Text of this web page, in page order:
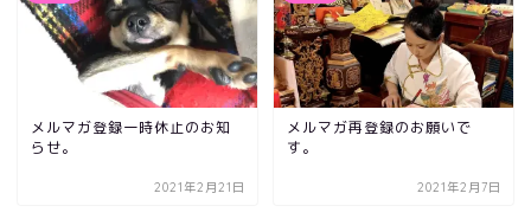
メルマガ登録一時休止のお知
らせ。
2021年2月21日
メルマガ再登録のお願いで
す。
2021年2月7日